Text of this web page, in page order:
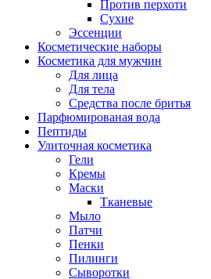
Против перхоти
Сухие
Эссенции
Косметические наборы
Косметика для мужчин
Для лица
Для тела
Средства после бритья
Парфюмированая вода
Пептиды
Улиточная косметика
Гели
Кремы
Маски
Тканевые
Мыло
Патчи
Пенки
Пилинги
Сыворотки